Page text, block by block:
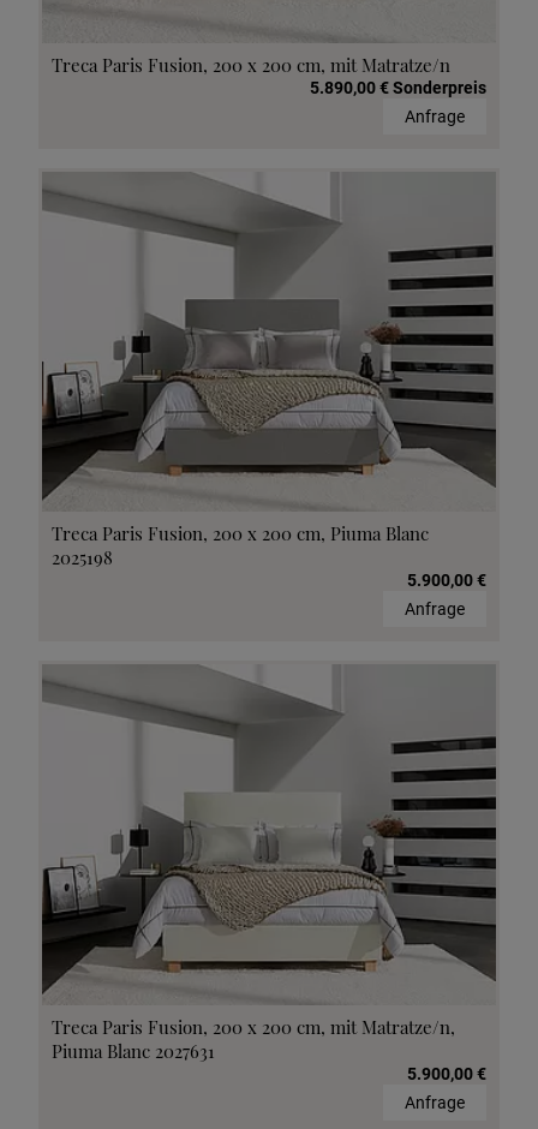
Treca Paris Fusion, 200 x 200 cm, mit Matratze/n
5.890,00 € Sonderpreis
Anfrage
Treca Paris Fusion, 200 x 200 cm, Piuma Blanc
2025198
5.900,00 €
Anfrage
Treca Paris Fusion, 200 x 200 cm, mit Matratze/n,
Piuma Blanc 2027631
5.900,00 €
Anfrage